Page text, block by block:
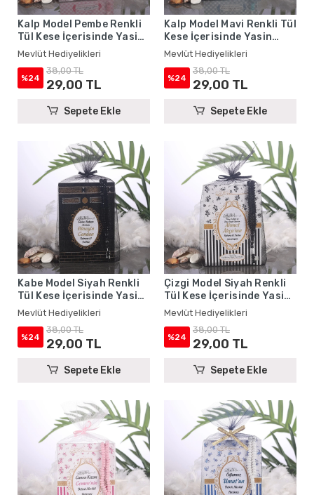
Kalp Model Pembe Renkli
Tül Kese İçerisinde Yasin
Kitabı ve Tesbih - Mevlüt
Hediyelikleri
Mevlüt Hediyelikleri
%24
38,00 TL
29,00 TL
Sepete Ekle
Kalp Model Mavi Renkli Tül
Kese İçerisinde Yasin
Kitabı ve Tesbih - Mevlüt
Hediyelikleri
Mevlüt Hediyelikleri
%24
38,00 TL
29,00 TL
Sepete Ekle
Kabe Model Siyah Renkli
Tül Kese İçerisinde Yasin
Kitabı ve Tesbih - Mevlüt
Hediyelikleri
Mevlüt Hediyelikleri
%24
38,00 TL
29,00 TL
Sepete Ekle
Çizgi Model Siyah Renkli
Tül Kese İçerisinde Yasin
Kitabı ve Tesbih - Mevlüt
Hediyelikleri
Mevlüt Hediyelikleri
%24
38,00 TL
29,00 TL
Sepete Ekle